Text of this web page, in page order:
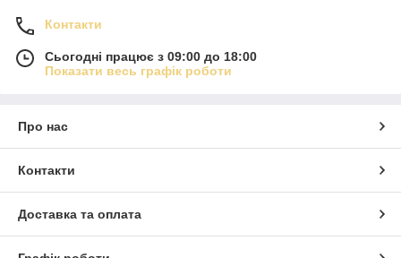
Контакти
Сьогодні працює з 09:00 до 18:00
Показати весь графік роботи
Про нас
Контакти
Доставка та оплата